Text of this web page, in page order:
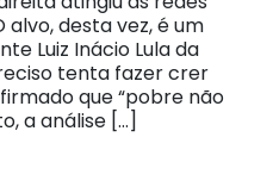
alvo, desta vez, é um
Luiz Inácio Lula da
tenta fazer crer
que “pobre não
a análise […]